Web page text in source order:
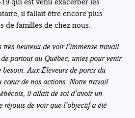
il fallait être encore plus
de familles de chez nous.
très heureux de voir l’immense travail
partout au Québec, unies pour venir
Aux Éleveurs de porcs du
cœur de nos actions. Notre travail
il allait de soi d’avoir un
réjouis de voir que l’objectif a été